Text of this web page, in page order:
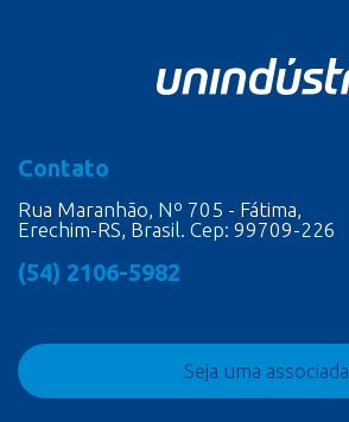
Contato
Rua Maranhão, Nº 705 - Fátima,
Erechim-RS, Brasil. Cep: 99709-226
(54) 2106-5982
Seja uma associada